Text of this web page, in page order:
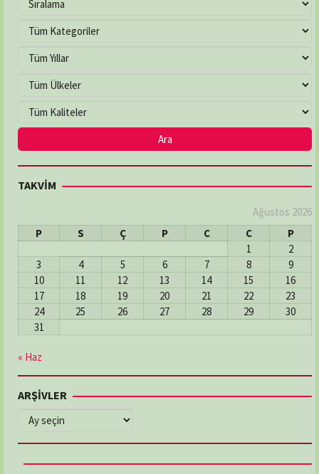
TAKVİM
Ağustos 2026
P
S Ç P C C
P
1
2
3
4 5 6 7 8
9
10
11 12 13 14 15
16
17
18 19 20 21 22
23
24
25 26 27 28 29
30
31
« Haz
ARŞİVLER
ARŞİVLER